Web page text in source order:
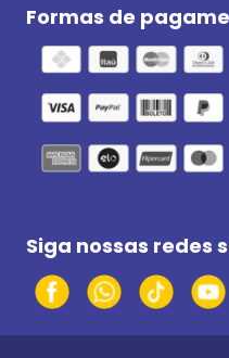
Formas de
Siga nossas redes